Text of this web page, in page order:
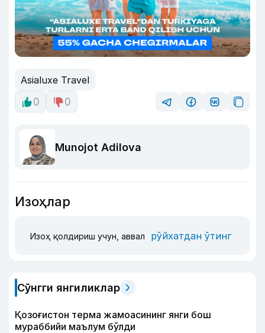
Asialuxe Travel
0
0
Munojot Adilova
Изоҳлар
Изоҳ қолдириш учун, аввал рўйхатдан ўтинг
Сўнгги янгиликлар
Қозоғистон терма жамоасининг янги бош
мураббийи маълум бўлди